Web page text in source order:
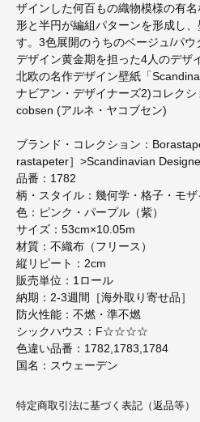
ザインした何百もの織物模様の有
形と半円が編組パターンを形成し
す。3色展開のうちのベージュ/パ
デザイン黄金期を担った4人のデザ
北欧の名作デザイン壁紙「
ナビアン・デザイナーズ2)コレク
cobsen (アルネ・ヤコブセン)
ブランド・コレクション：
rastapeter］>Scandinavian
品番：1782
柄・スタイル：幾何学・格子・モ
色：ピンク・パープル（紫）
サイズ：53cm×10.05m
材質：不織布（フリース）
縦リピート：2cm
販売単位：1ロール
納期：2-3週間［海外取り寄せ品］
防火性能：不燃・準不燃
シックハウス：F☆☆☆☆
色違い品番：1782,1783,1784
国名：スウェーデン
特定商取引法に基づく表記（返品等）